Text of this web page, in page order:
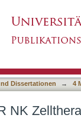
Dissertationen → 4
NK